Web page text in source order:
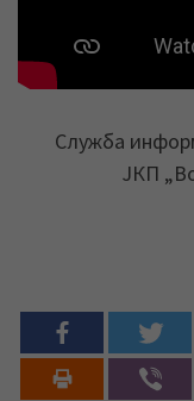
Служба
ЈКП